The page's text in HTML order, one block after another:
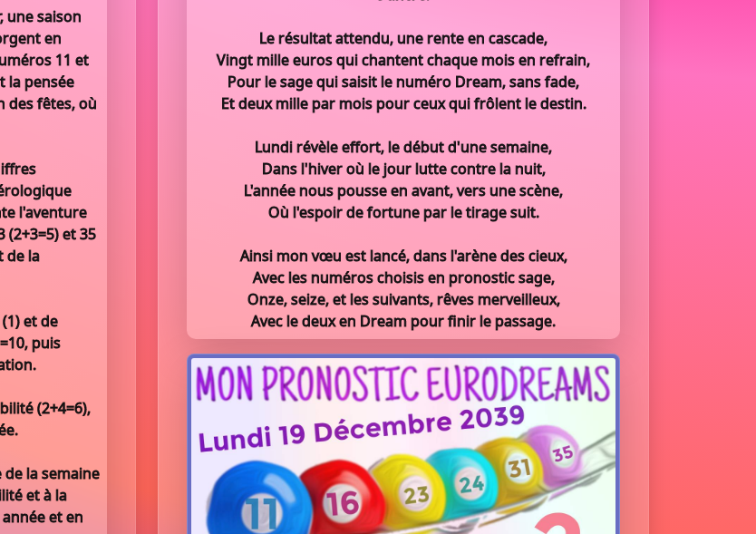
une saison
en
11 et
la pensée
des fêtes, où
l'aventure
et 35
de la
et de
puis
(2+4=6),
la semaine
et à la
et en
Le résultat attendu, une rente en cascade,
Vingt mille euros qui chantent chaque mois en refrain,
Pour le sage qui saisit le numéro Dream, sans fade,
Et deux mille par mois pour ceux qui frôlent le destin.
Lundi révèle effort, le début d'une semaine,
Dans l'hiver où le jour lutte contre la nuit,
L'année nous pousse en avant, vers une scène,
Où l'espoir de fortune par le tirage suit.
Ainsi mon vœu est lancé, dans l'arène des cieux,
Avec les numéros choisis en pronostic sage,
Onze, seize, et les suivants, rêves merveilleux,
Avec le deux en Dream pour finir le passage.